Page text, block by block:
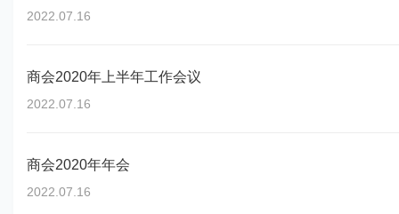
2022.07.16
商会2020年上半年工作会议
2022.07.16
商会2020年年会
2022.07.16